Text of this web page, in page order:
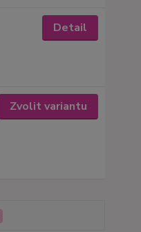
Detail
Zvolit variantu